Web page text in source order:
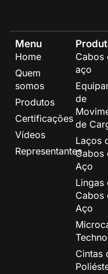
Menu
Home
Quem
somos
Produtos
Certificações
Vídeos
Representantes
Cabos
aço
de
de
Laços
Cabos
Aço
Lingas
Cabos
Aço
Cintas